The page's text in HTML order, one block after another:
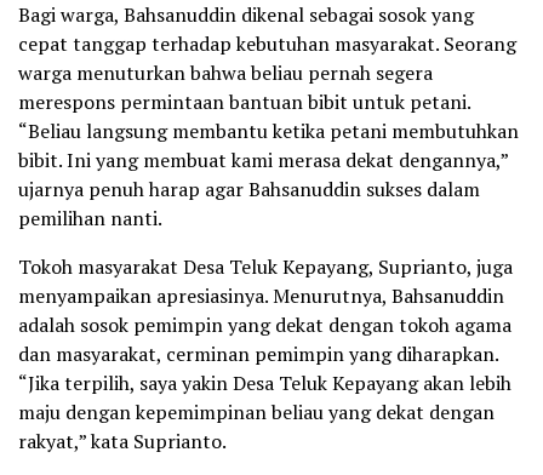
Bagi warga, Bahsanuddin dikenal sebagai sosok yang
cepat tanggap terhadap kebutuhan masyarakat. Seorang
warga menuturkan bahwa beliau pernah segera
merespons permintaan bantuan bibit untuk petani.
“Beliau langsung membantu ketika petani membutuhkan
bibit. Ini yang membuat kami merasa dekat dengannya,”
ujarnya penuh harap agar Bahsanuddin sukses dalam
pemilihan nanti.
Tokoh masyarakat Desa Teluk Kepayang, Suprianto, juga
menyampaikan apresiasinya. Menurutnya, Bahsanuddin
adalah sosok pemimpin yang dekat dengan tokoh agama
dan masyarakat, cerminan pemimpin yang diharapkan.
“Jika terpilih, saya yakin Desa Teluk Kepayang akan lebih
maju dengan kepemimpinan beliau yang dekat dengan
rakyat,” kata Suprianto.